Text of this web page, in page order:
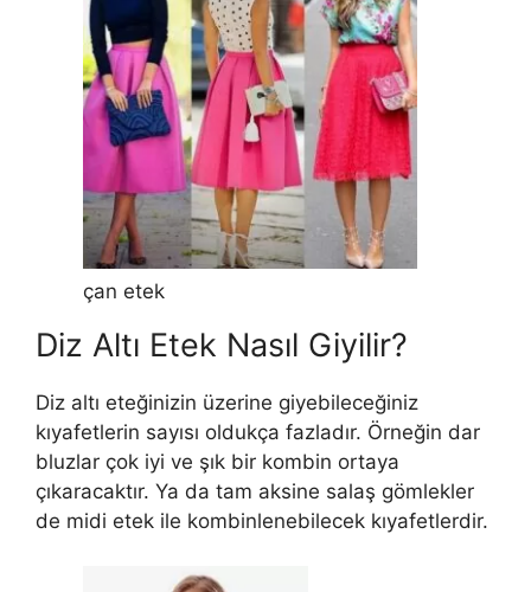
çan etek
Diz Altı Etek Nasıl Giyilir?
Diz altı eteğinizin üzerine giyebileceğiniz
kıyafetlerin sayısı oldukça fazladır. Örneğin dar
bluzlar çok iyi ve şık bir kombin ortaya
çıkaracaktır. Ya da tam aksine salaş gömlekler
de midi etek ile kombinlenebilecek kıyafetlerdir.